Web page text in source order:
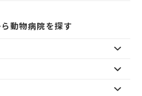
動物病院を探す